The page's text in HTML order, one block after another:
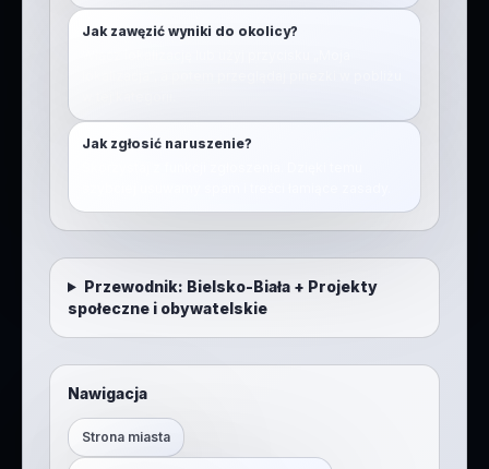
Jak zawęzić wyniki do okolicy?
Jak zgłosić naruszenie?
Przewodnik: Bielsko-Biała+ Projekty
społeczne i obywatelskie
Nawigacja
Strona miasta